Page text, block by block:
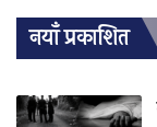
नयाँ प्रकाशित